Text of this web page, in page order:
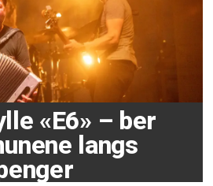
«E6» – ber
langs